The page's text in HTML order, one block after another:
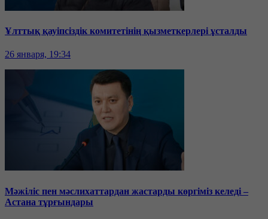
Ұлттық қауіпсіздік комитетінің қызметкерлері ұсталды
26 января, 19:34
Мәжіліс пен мәслихаттардан жастарды көргіміз келеді –
Астана тұрғындары